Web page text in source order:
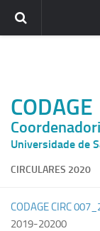
Gabinete
COMUNICADOS
Circulares
PRESTANDO
CODAGE
Universidade de
CIRCULARES 2020
CODAGE CIRC
2019-20200